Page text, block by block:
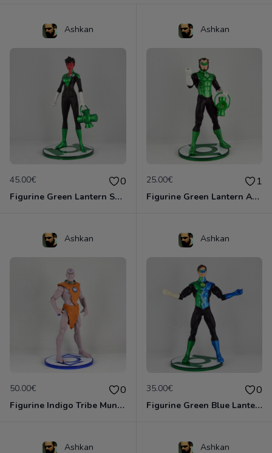
Ashkan
45.00€ 0
Figurine Green Lantern Soranik Natu (DC Direct - 2011)
Ashkan
25.00€ 1
Figurine Green Lantern Arkkis Chummuk (DC Direct - 2011)
Ashkan
50.00€ 0
Figurine Indigo Tribe Munnk (DC Direct - 2011)
Ashkan
35.00€ 0
Figurine Green Blue Lantern Hal Jordan (DC Direct - 2011)
Ashkan Ashkan